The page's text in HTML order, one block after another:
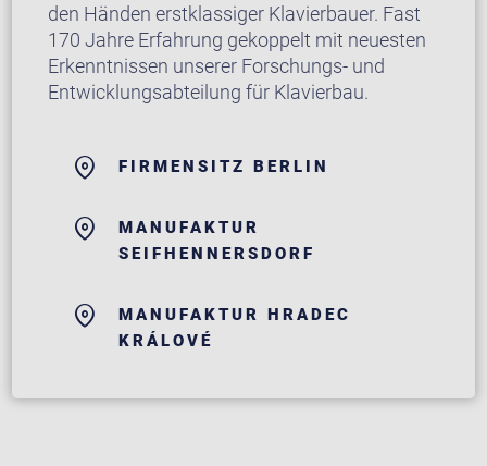
den Händen erstklassiger Klavierbauer. Fast
170 Jahre Erfahrung gekoppelt mit neuesten
Erkenntnissen unserer Forschungs- und
Entwicklungsabteilung für Klavierbau.
FIRMENSITZ BERLIN
MANUFAKTUR
SEIFHENNERSDORF
MANUFAKTUR HRADEC
KRÁLOVÉ